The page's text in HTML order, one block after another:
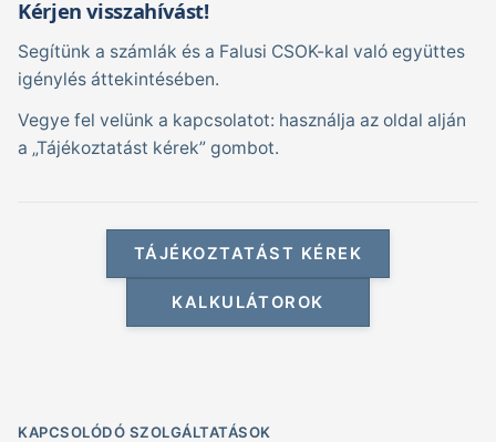
Kérjen visszahívást!
Segítünk a számlák és a Falusi CSOK-kal való együttes
igénylés áttekintésében.
Vegye fel velünk a kapcsolatot: használja az oldal alján
a „Tájékoztatást kérek” gombot.
TÁJÉKOZTATÁST KÉREK
KALKULÁTOROK
KAPCSOLÓDÓ SZOLGÁLTATÁSOK